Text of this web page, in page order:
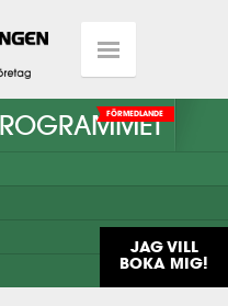
FÖRMEDLANDE
JAG VILL
BOKA MIG!